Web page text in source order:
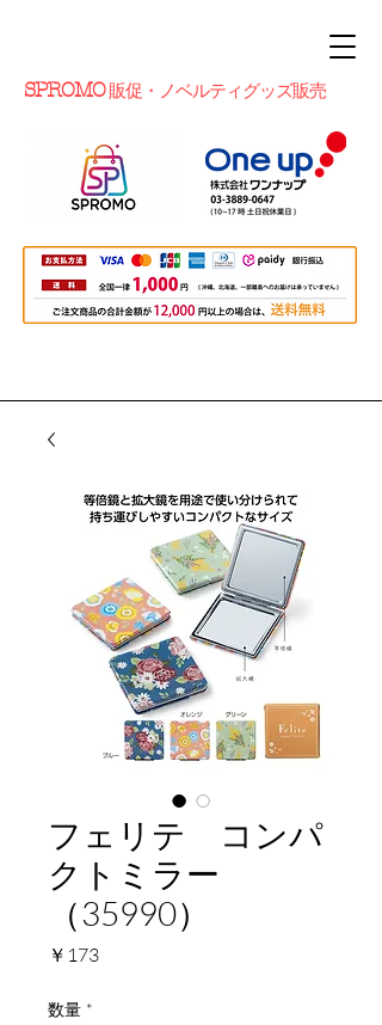
SPROMO 販促・ノベルティグッズ販売
フェリテ コンパ
クトミラー
（35990）
￥173価
数量 *